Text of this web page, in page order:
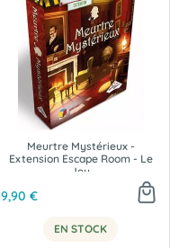
Meurtre Mystérieux -
Extension Escape Room - Le
Jeu
9,90 €
EN STOCK